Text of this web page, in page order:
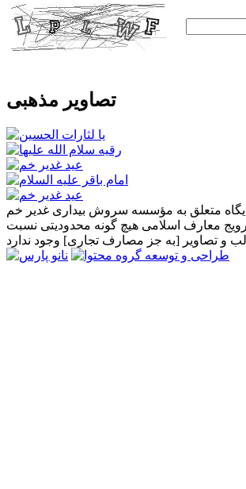
تصاویر مذهبی
متعلق به مؤسسه سروش بیداری غدیر خم
معارف اسلامی هیچ گونه محدودیتی نسبت